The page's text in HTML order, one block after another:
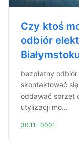
Czy ktoś
odbiór
bezpłatny
skontaktować
oddawać sprzęt
utylizacji mo...
30.11.-0001